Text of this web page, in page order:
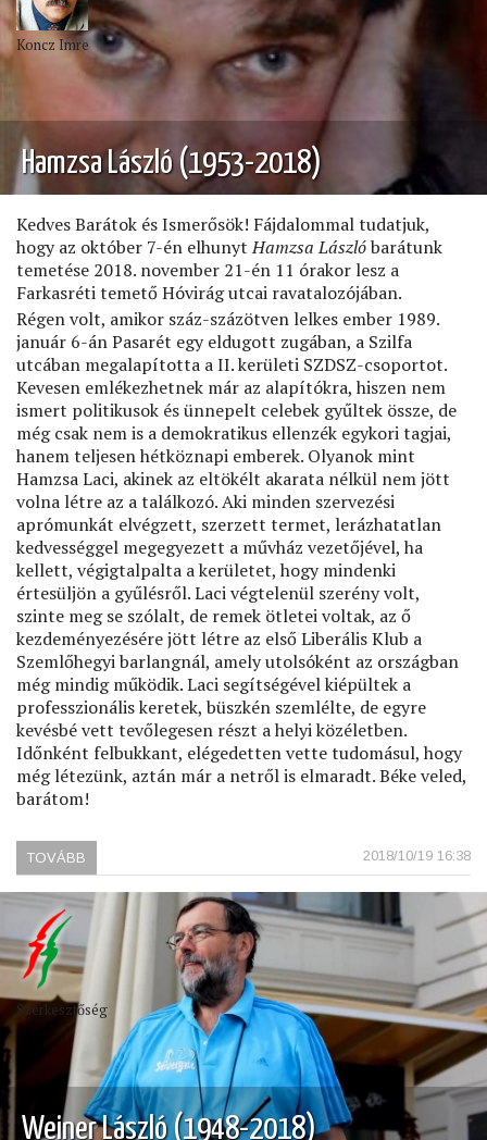
Hamzsa László (1953-2018)
Koncz Imre
Kedves Barátok és Ismerősök! Fájdalommal tudatjuk,
hogy az október 7-én elhunytHamzsa Lászlóbarátunk
temetése 2018. november 21-én 11 órakor lesz a
Farkasréti temető Hóvirág utcai ravatalozójában.
Régen volt, amikor száz-százötven lelkes ember 1989.
január 6-án Pasarét egy eldugott zugában, a Szilfa
utcában megalapította a II. kerületi SZDSZ-csoportot.
Kevesen emlékezhetnek már az alapítókra, hiszen nem
ismert politikusok és ünnepelt celebek gyűltek össze, de
még csak nem is a demokratikus ellenzék egykori tagjai,
hanem teljesen hétköznapi emberek. Olyanok mint
Hamzsa Laci, akinek az eltökélt akarata nélkül nem jött
volna létre az a találkozó. Aki minden szervezési
aprómunkát elvégzett, szerzett termet, lerázhatatlan
kedvességgel megegyezett a művház vezetőjével, ha
kellett, végigtalpalta a kerületet, hogy mindenki
értesüljön a gyűlésről. Laci végtelenül szerény volt,
szinte meg se szólalt, de remek ötletei voltak, az ő
kezdeményezésére jött létre az első Liberális Klub a
Szemlőhegyi barlangnál, amely utolsóként az országban
még mindig működik. Laci segítségével kiépültek a
professzionális keretek, büszkén szemlélte, de egyre
kevésbé vett tevőlegesen részt a helyi közéletben.
Időnként felbukkant, elégedetten vette tudomásul, hogy
még létezünk, aztán már a netről is elmaradt. Béke veled,
barátom!
2018/10/19 16:38
TOVÁBB
LÁSZLÓ
(1953-
2018))
Weiner László (1948-2018)
Szerkesztőség